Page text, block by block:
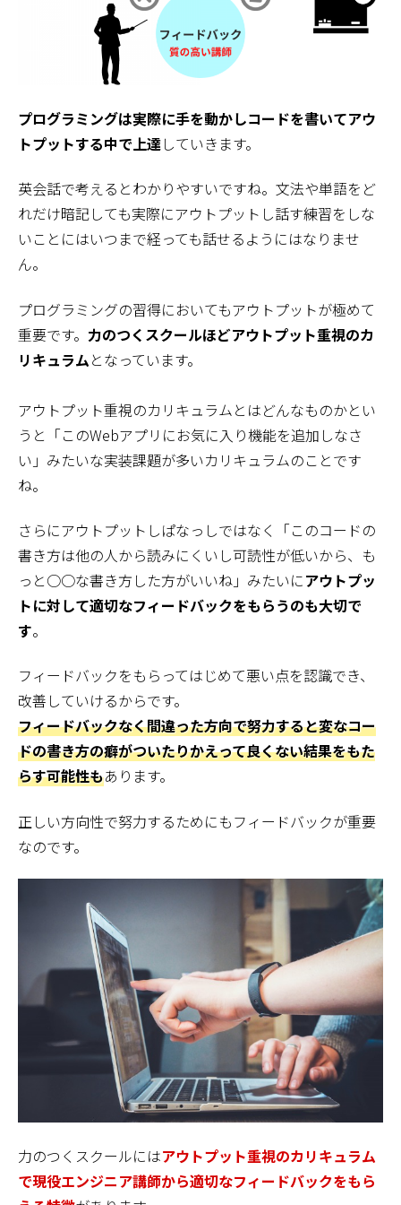
プログラミングは実際に手を動かしコードを書いてアウ
トプットする中で上達していきます。
英会話で考えるとわかりやすいですね。文法や単語をど
れだけ暗記しても実際にアウトプットし話す練習をしな
いことにはいつまで経っても話せるようにはなりませ
ん。
プログラミングの習得においてもアウトプットが極めて
重要です。 力のつくスクールほどアウトプット重視のカ
リキュラムとなっています。
アウトプット重視のカリキュラムとはどんなものかとい
うと「このWebアプリにお気に入り機能を追加しなさ
い」みたいな実装課題が多いカリキュラムのことです
ね。
さらにアウトプットしぱなっしではなく「このコードの
書き方は他の人から読みにくいし可読性が低いから、も
っと○○な書き方した方がいいね」みたいにアウトプッ
トに対して適切なフィードバックをもらうのも大切で
す。
フィードバックをもらってはじめて悪い点を認識でき、
改善していけるからです。
フィードバックなく間違った方向で努力すると変なコー
ドの書き方の癖がついたりかえって良くない結果をもた
らす可能性もあります。
正しい方向性で努力するためにもフィードバックが重要
なのです。
力のつくスクールにはアウトプット重視のカリキュラム
で現役エンジニア講師から適切なフィードバックをもら